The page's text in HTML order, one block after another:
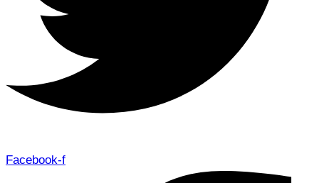
Facebook-f